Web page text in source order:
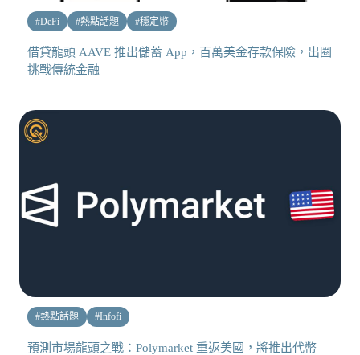
#DeFi #熱點話題 #穩定幣
借貸龍頭 AAVE 推出儲蓄 App，百萬美金存款保險，出圈
挑戰傳統金融
#熱點話題 #Infofi
預測市場龍頭之戰：Polymarket 重返美國，將推出代幣